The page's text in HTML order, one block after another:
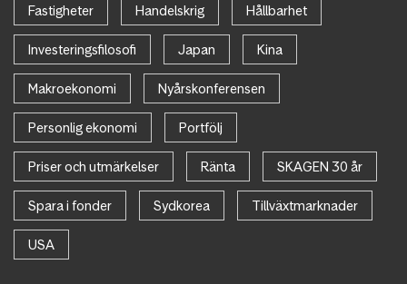
Fastigheter Handelskrig Hållbarhet
Investeringsfilosofi Japan Kina
Makroekonomi Nyårskonferensen
Personlig ekonomi Portfölj
Priser och utmärkelser Ränta SKAGEN 30 år
Spara i fonder Sydkorea Tillväxtmarknader
USA